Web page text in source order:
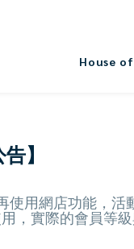
House
】
使用網店功能，
，實際的會員等